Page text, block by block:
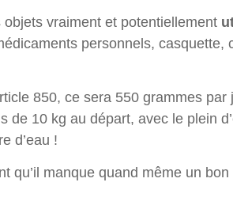
vraiment et potentiellement
personnels,
850, ce sera 550 grammes par
de 10 kg au départ, avec le plein
d’eau !
qu’il manque quand même un